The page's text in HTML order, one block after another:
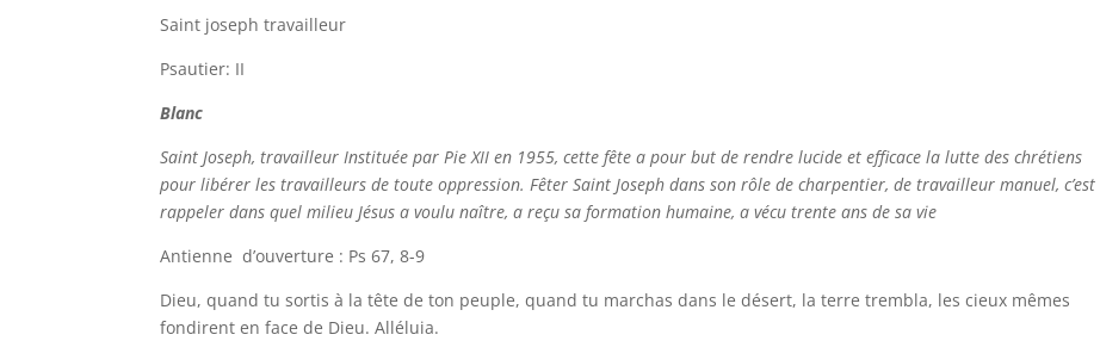
Saint joseph travailleur
Psautier: II
Blanc
Saint Joseph, travailleur Instituée par Pie XII en 1955, cette fête a pour but de rendre lucide et efficace la lutte des chrétiens
pour libérer les travailleurs de toute oppression. Fêter Saint Joseph dans son rôle de charpentier, de travailleur manuel, c’est
rappeler dans quel milieu Jésus a voulu naître, a reçu sa formation humaine, a vécu trente ans de sa vie
Antienne d’ouverture : Ps 67, 8-9
Dieu, quand tu sortis à la tête de ton peuple, quand tu marchas dans le désert, la terre trembla, les cieux mêmes
fondirent en face de Dieu. Alléluia.